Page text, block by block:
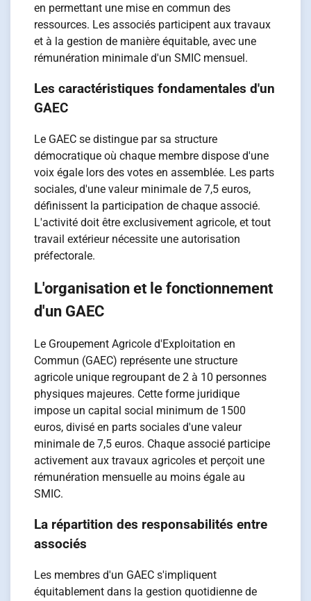
en permettant une mise en commun des
ressources. Les associés participent aux travaux
et à la gestion de manière équitable, avec une
rémunération minimale d'un SMIC mensuel.
Les caractéristiques fondamentales d'un
GAEC
Le GAEC se distingue par sa structure
démocratique où chaque membre dispose d'une
voix égale lors des votes en assemblée. Les parts
sociales, d'une valeur minimale de 7,5 euros,
définissent la participation de chaque associé.
L'activité doit être exclusivement agricole, et tout
travail extérieur nécessite une autorisation
préfectorale.
L'organisation et le fonctionnement
d'un GAEC
Le Groupement Agricole d'Exploitation en
Commun (GAEC) représente une structure
agricole unique regroupant de 2 à 10 personnes
physiques majeures. Cette forme juridique
impose un capital social minimum de 1500
euros, divisé en parts sociales d'une valeur
minimale de 7,5 euros. Chaque associé participe
activement aux travaux agricoles et perçoit une
rémunération mensuelle au moins égale au
SMIC.
La répartition des responsabilités entre
associés
Les membres d'un GAEC s'impliquent
équitablement dans la gestion quotidienne de